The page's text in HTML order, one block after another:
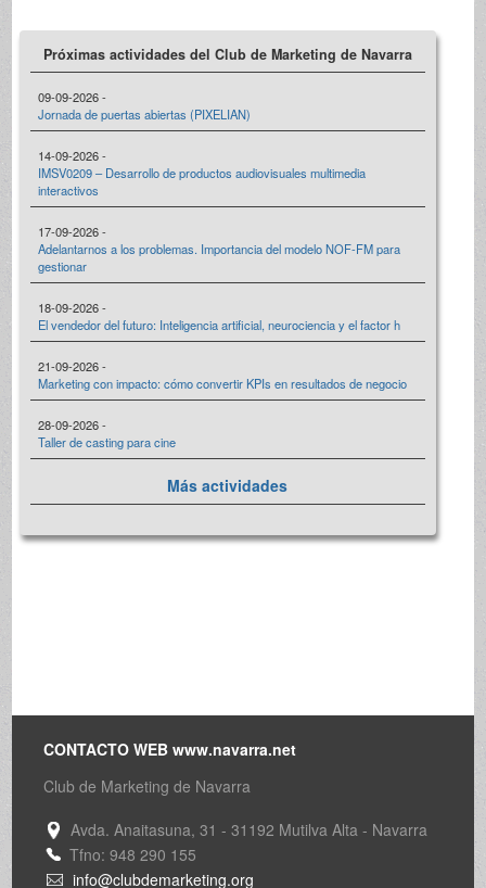
Próximas actividades del Club de Marketing de Navarra
09-09-2026 -
Jornada de puertas abiertas (PIXELIAN)
14-09-2026 -
IMSV0209 – Desarrollo de productos audiovisuales multimedia
interactivos
17-09-2026 -
Adelantarnos a los problemas. Importancia del modelo NOF-FM para
gestionar
18-09-2026 -
El vendedor del futuro: Inteligencia artificial, neurociencia y el factor h
21-09-2026 -
Marketing con impacto: cómo convertir KPIs en resultados de negocio
28-09-2026 -
Taller de casting para cine
Más actividades
CONTACTO WEB www.navarra.net
Club de Marketing de Navarra
Avda. Anaitasuna, 31 - 31192 Mutilva Alta - Navarra
Tfno: 948 290 155
info@clubdemarketing.org